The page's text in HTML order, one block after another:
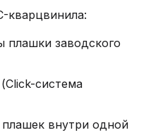
кварцвинила:
плашки заводского
система
внутри одной